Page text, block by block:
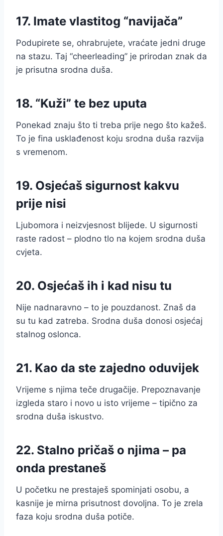
17. Imate vlastitog “navijača”
Podupirete se, ohrabrujete, vraćate jedni druge
na stazu. Taj “cheerleading” je prirodan znak da
je prisutna srodna duša.
18. “Kuži” te bez uputa
Ponekad znaju što ti treba prije nego što kažeš.
To je fina usklađenost koju srodna duša razvija
s vremenom.
19. Osjećaš sigurnost kakvu
prije nisi
Ljubomora i neizvjesnost blijede. U sigurnosti
raste radost – plodno tlo na kojem srodna duša
cvjeta.
20. Osjećaš ih i kad nisu tu
Nije nadnaravno – to je pouzdanost. Znaš da
su tu kad zatreba. Srodna duša donosi osjećaj
stalnog oslonca.
21. Kao da ste zajedno oduvijek
Vrijeme s njima teče drugačije. Prepoznavanje
izgleda staro i novo u isto vrijeme – tipično za
srodna duša iskustvo.
22. Stalno pričaš o njima – pa
onda prestaneš
U početku ne prestaješ spominjati osobu, a
kasnije je mirna prisutnost dovoljna. To je zrela
faza koju srodna duša potiče.